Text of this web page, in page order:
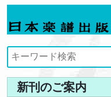
新刊のご案内